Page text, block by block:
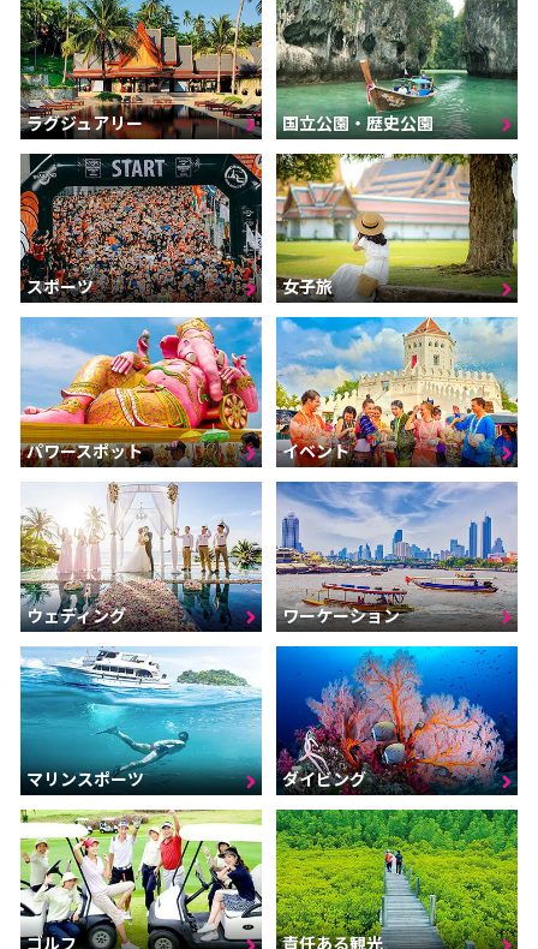
ラグジュアリー 国立公園・歴史公園
スポーツ 女子旅
パワースポット イベント
ウェディング ワーケーション
マリンスポーツ ダイビング
ゴルフ 責任ある観光